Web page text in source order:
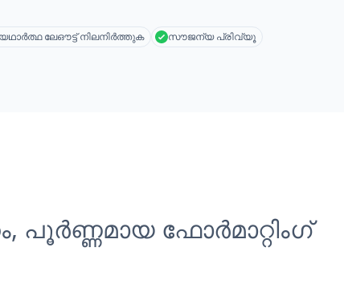
യഥാർത്ഥ ലേഔട്ട് നിലനിർത്തുക സൗജന്യ പ്രിവ്യൂ
ഫോർമാറ്റിംഗ്